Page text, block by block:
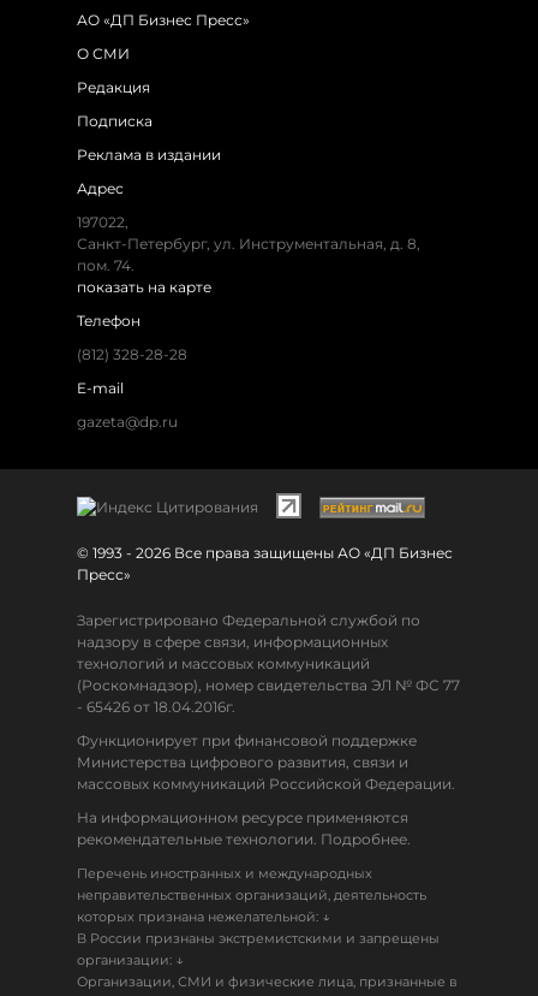
АО «ДП Бизнес Пресс»
О СМИ
Редакция
Подписка
Реклама в издании
Адрес
197022,
Санкт-Петербург, ул. Инструментальная, д. 8,
пом. 74.
показать на карте
Телефон
(812) 328-28-28
E-mail
gazeta@dp.ru
© 1993 - 2026 Все права защищены АО «ДП Бизнес
Пресс»
Зарегистрировано Федеральной службой по
надзору в сфере связи, информационных
технологий и массовых коммуникаций
(Роскомнадзор), номер свидетельства ЭЛ № ФС 77
- 65426 от 18.04.2016г.
Функционирует при финансовой поддержке
Министерства цифрового развития, связи и
массовых коммуникаций Российской Федерации.
На информационном ресурсе применяются
рекомендательные технологии. Подробнее.
Перечень иностранных и международных
неправительственных организаций, деятельность
которых признана нежелательной: ↓
В России признаны экстремистскими и запрещены
организации: ↓
Организации, СМИ и физические лица, признанные в